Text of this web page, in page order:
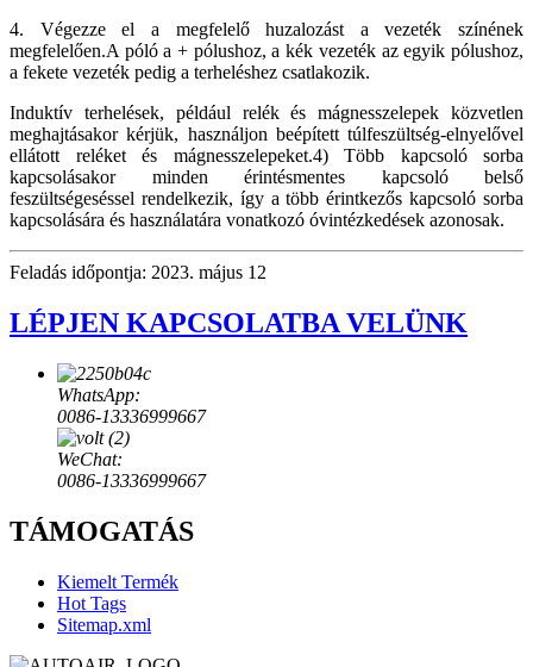
4. Végezze el a megfelelő huzalozást a vezeték színének
megfelelően.A póló a + pólushoz, a kék vezeték az egyik pólushoz,
a fekete vezeték pedig a terheléshez csatlakozik.
Induktív terhelések, például relék és mágnesszelepek közvetlen
meghajtásakor kérjük, használjon beépített túlfeszültség-elnyelővel
ellátott reléket és mágnesszelepeket.4) Több kapcsoló sorba
kapcsolásakor minden érintésmentes kapcsoló belső
feszültségeséssel rendelkezik, így a több érintkezős kapcsoló sorba
kapcsolására és használatára vonatkozó óvintézkedések azonosak.
Feladás időpontja: 2023. május 12
LÉPJEN KAPCSOLATBA VELÜNK
WhatsApp:
0086-13336999667
WeChat:
0086-13336999667
TÁMOGATÁS
Kiemelt Termék
Hot Tags
Sitemap.xml